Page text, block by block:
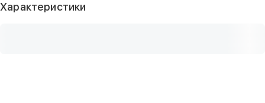
Характеристики